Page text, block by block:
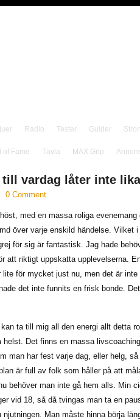
Radio Tester Guider
of Fame Tävla MAX Grip
vardag låter inte
0 Comment
med en massa roliga
över varje enskild händelse. Vilket
för sig är fantastisk. Jag hade
att riktigt uppskatta upplevelserna.
för mycket just nu, men det är
det inte funnits en frisk bonde.
ta till mig all den energi allt detta
Det finns en massa
man har fest varje dag, eller helg,
är full av folk som håller på att
behöver man inte gå hem alls. Min
vid 18, så då tvingas man ta en
Man måste hinna börja